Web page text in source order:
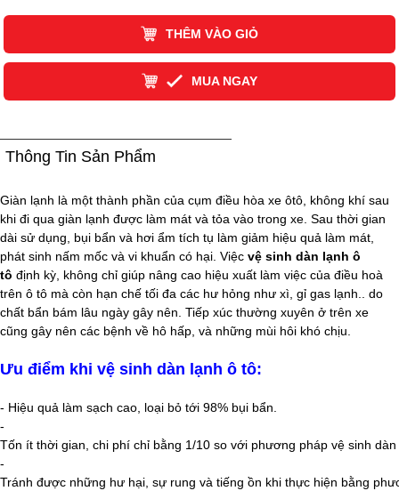
THÊM VÀO GIỎ
MUA NGAY
Thông Tin Sản Phẩm
Giàn lạnh là một thành phần của cụm điều hòa xe ôtô, không khí sau
khi đi qua giàn lạnh được làm mát và tỏa vào trong xe. Sau thời gian
dài sử dụng, bụi bẩn và hơi ẩm tích tụ làm giảm hiệu quả làm mát,
phát sinh nấm mốc và vi khuẩn có hại. Việc vệ sinh dàn lạnh ô
tô định kỳ, không chỉ giúp nâng cao hiệu xuất làm việc của điều hoà
trên ô tô mà còn hạn chế tối đa các hư hỏng như xì, gỉ gas lạnh.. do
chất bẩn bám lâu ngày gây nên. Tiếp xúc thường xuyên ở trên xe
cũng gây nên các bệnh về hô hấp, và những mùi hôi khó chịu.
Ưu điểm khi vệ sinh dàn lạnh ô tô:
- Hiệu quả làm sạch cao, loại bỏ tới 98% bụi bẩn.
-
Tốn ít thời gian, chi phí chỉ bằng 1/10 so với phương pháp vệ sinh
-
Tránh được những hư hại, sự rung và tiếng ồn khi thực hiện bằng